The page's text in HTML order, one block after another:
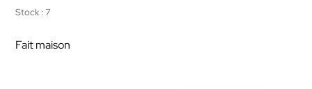
Stock : 7
Fait maison